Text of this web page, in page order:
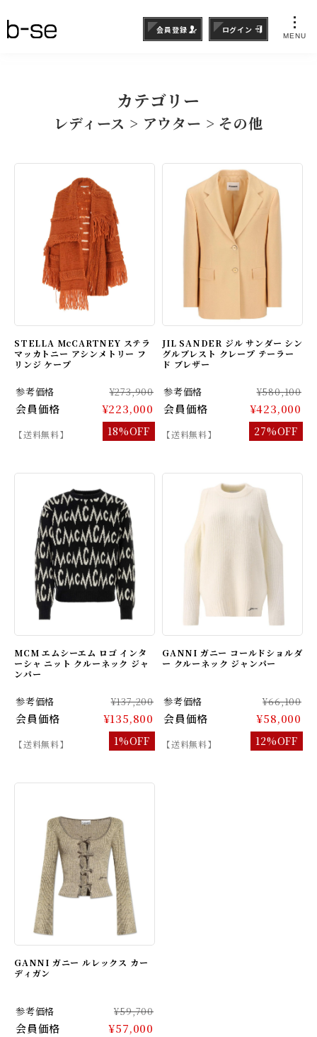
MENU
会員登録 ログイン
カテゴリー
レディース > アウター > その他
STELLA McCARTNEY ステラ
マッカトニー アシンメトリー フ
リンジ ケープ
参考価格 ¥273,900
会員価格 ¥223,000
【送料無料】 18%OFF
JIL SANDER ジル サンダー シン
グルブレスト クレープ テーラー
ド ブレザー
参考価格 ¥580,100
会員価格 ¥423,000
【送料無料】 27%OFF
MCM エムシーエム ロゴ インタ
ーシャ ニット クルーネック ジャ
ンパー
参考価格 ¥137,200
会員価格 ¥135,800
【送料無料】 1%OFF
GANNI ガニー コールドショルダ
ー クルーネック ジャンパー
参考価格 ¥66,100
会員価格 ¥58,000
【送料無料】 12%OFF
GANNI ガニー ルレックス カー
ディガン
参考価格 ¥59,700
会員価格 ¥57,000